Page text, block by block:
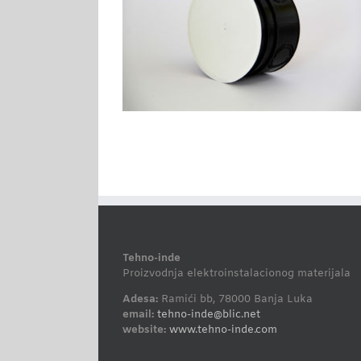
Tehno-inde
Proizvodnja elektroinstalacionog materijala
Adesa: Ramići bb, 78000 Banja Luka
email: tehno-inde@blic.net
website: www.tehno-inde.com